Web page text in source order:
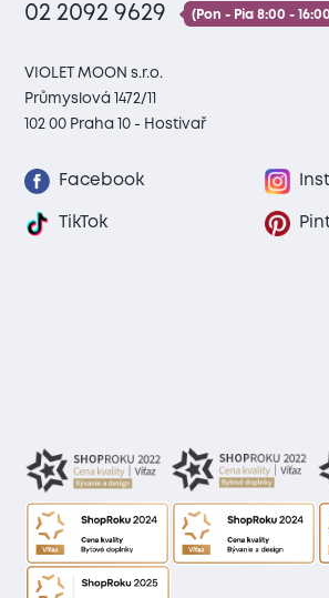
02 2092 9629
(Pon - Pia 8:00 -
VIOLET MOON s.r.o.
Průmyslová 1472/11
102 00 Praha 10 - Hostivař
Facebook
TikTok